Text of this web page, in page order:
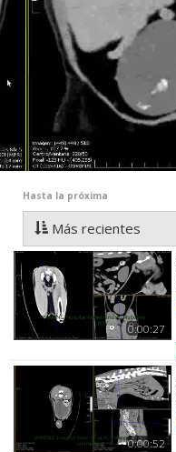
Hasta la próxima
Más recientes
0:00:27
0:00:52